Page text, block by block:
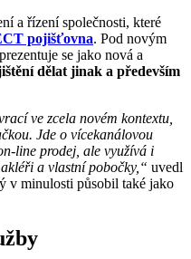
a řízení společnosti, které
pojišťovna. Pod novým
se jako nová a
dělat jinak a především
ve zcela novém kontextu,
Jde o vícekanálovou
line prodej, ale využívá i
a vlastní pobočky,“ uvedl
v minulosti působil také jako